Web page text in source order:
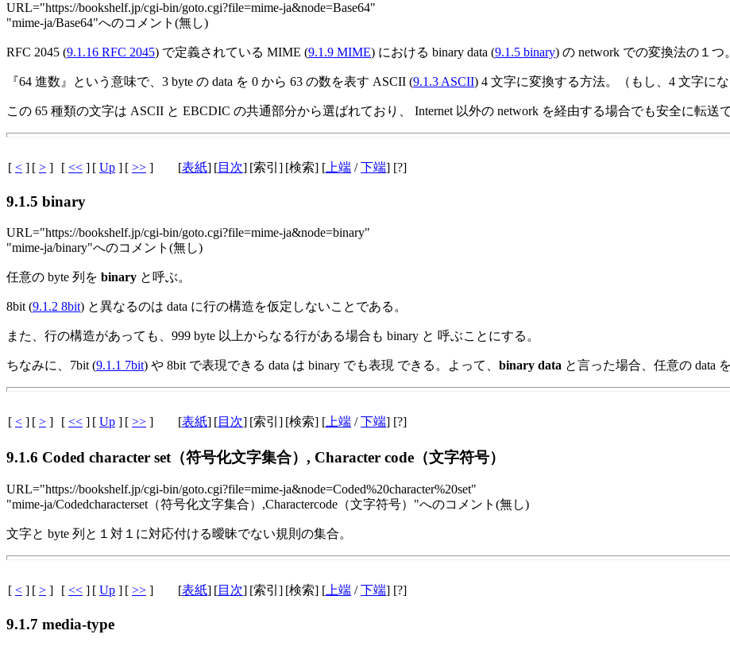
URL="https://bookshelf.jp/cgi-bin/goto.cgi?file=mime-ja&node=Base64"
"mime-ja/Base64"へのコメント(無し)
RFC 2045 (9.1.16 RFC 2045) で定義されている MIME (9.1.9 MIME) における binary data (9.1.5 binary) の network での変換法の１つ。
『64 進数』という意味で、3 byte の data を 0 から 63 の数を表す ASCII (9.1.3 ASCII) 4 文字に変換する方法。（もし、4 文字に
この 65 種類の文字は ASCII と EBCDIC の共通部分から選ばれており、 Internet 以外の network を経由する場合でも安全に転送
[ < ] [ > ] [ << ] [ Up ] [ >> ] [表紙] [目次] [索引] [検索] [上端 /下端] [?]
9.1.5 binary
URL="https://bookshelf.jp/cgi-bin/goto.cgi?file=mime-ja&node=binary"
"mime-ja/binary"へのコメント(無し)
任意の byte 列を binary と呼ぶ。
8bit (9.1.2 8bit) と異なるのは data に行の構造を仮定しないことである。
また、行の構造があっても、999 byte 以上からなる行がある場合も binary と 呼ぶことにする。
ちなみに、7bit (9.1.1 7bit) や 8bit で表現できる data は binary でも表現 できる。よって、 binary data と言った場合、任意の data
[ < ] [ > ] [ << ] [ Up ] [ >> ] [表紙] [目次] [索引] [検索] [ 上端 /下端] [?]
9.1.6 Coded character set（符号化文字集合）, Character code（文字符号）
URL="https://bookshelf.jp/cgi-bin/goto.cgi?file=mime-ja&node=Coded%20character%20set"
"mime-ja/Codedcharacterset（符号化文字集合）,Charactercode（文字符号）"へのコメント(無し)
文字と byte 列と１対１に対応付ける曖昧でない規則の集合。
[ < ] [ > ] [ << ] [ Up ] [ >> ] [表紙] [目次] [索引] [検索] [ 上端 /下端] [?]
9.1.7 media-type